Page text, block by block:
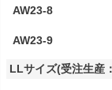
AW23-8
AW23-9
LLサイズ(受注生産